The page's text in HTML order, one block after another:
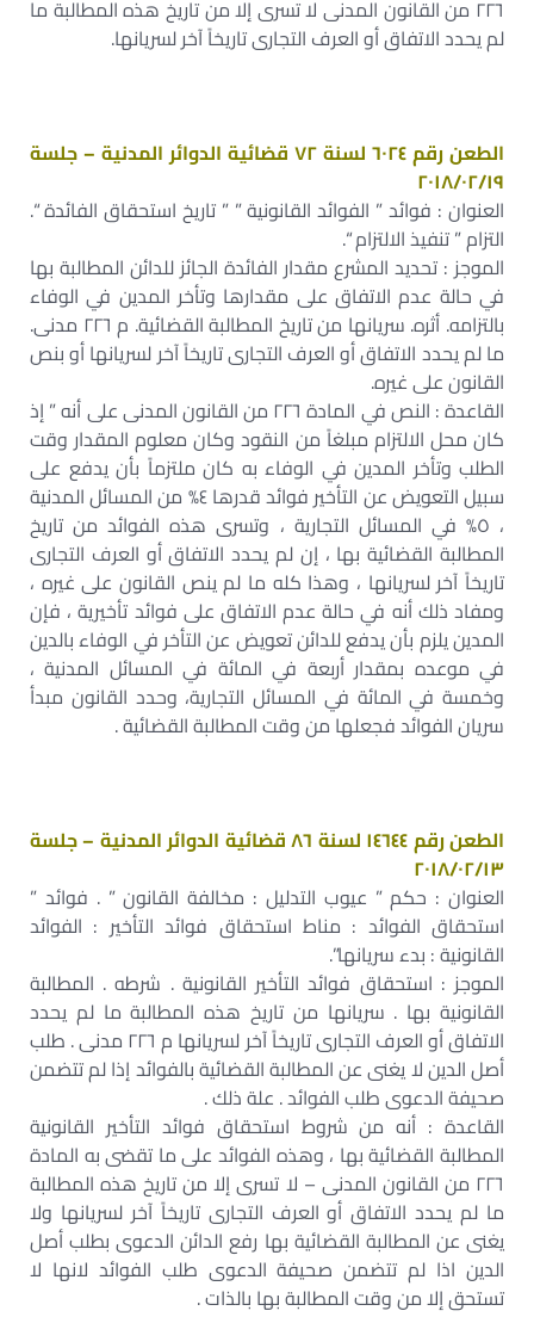
٢٢٦ من القانون المدنى لا تسرى إلا من تاريخ هذه المطالبة ما
لم يحدد الاتفاق أو العرف التجارى تاريخاً آخر لسريانها.
الطعن رقم ٦٠٢٤ لسنة ٧٢ قضائية الدوائر المدنية – جلسة
٢٠١٨/٠٢/١٩
العنوان : فوائد ” الفوائد القانونية ” ” تاريخ استحقاق الفائدة “.
التزام ” تنفيذ الالتزام “.
الموجز : تحديد المشرع مقدار الفائدة الجائز للدائن المطالبة بها
في حالة عدم الاتفاق على مقدارها وتأخر المدين في الوفاء
بالتزامه. أثره. سريانها من تاريخ المطالبة القضائية. م ٢٢٦ مدنى.
ما لم يحدد الاتفاق أو العرف التجارى تاريخاً آخر لسريانها أو بنص
القانون على غيره.
القاعدة : النص في المادة ٢٢٦ من القانون المدنى على أنه ” إذ
كان محل الالتزام مبلغاً من النقود وكان معلوم المقدار وقت
الطلب وتأخر المدين في الوفاء به كان ملتزماً بأن يدفع على
سبيل التعويض عن التأخير فوائد قدرها ٤% من المسائل المدنية
، ٥% في المسائل التجارية ، وتسرى هذه الفوائد من تاريخ
المطالبة القضائية بها ، إن لم يحدد الاتفاق أو العرف التجارى
تاريخاً آخر لسريانها ، وهذا كله ما لم ينص القانون على غيره ،
ومفاد ذلك أنه في حالة عدم الاتفاق على فوائد تأخيرية ، فإن
المدين يلزم بأن يدفع للدائن تعويض عن التأخر في الوفاء بالدين
في موعده بمقدار أربعة في المائة في المسائل المدنية ،
وخمسة في المائة في المسائل التجارية، وحدد القانون مبدأ
سريان الفوائد فجعلها من وقت المطالبة القضائية .
الطعن رقم ١٤٦٤٤ لسنة ٨٦ قضائية الدوائر المدنية – جلسة
٢٠١٨/٠٢/١٣
العنوان : حكم ” عيوب التدليل : مخالفة القانون ” . فوائد ”
استحقاق الفوائد : مناط استحقاق فوائد التأخير : الفوائد
القانونية : بدء سريانها”.
الموجز : استحقاق فوائد التأخير القانونية . شرطه . المطالبة
القانونية بها . سريانها من تاريخ هذه المطالبة ما لم يحدد
الاتفاق أو العرف التجارى تاريخاً آخر لسريانها م ٢٢٦ مدنى . طلب
أصل الدين لا يغنى عن المطالبة القضائية بالفوائد إذا لم تتضمن
صحيفة الدعوى طلب الفوائد . علة ذلك .
القاعدة : أنه من شروط استحقاق فوائد التأخير القانونية
المطالبة القضائية بها ، وهذه الفوائد على ما تقضى به المادة
٢٢٦ من القانون المدنى – لا تسرى إلا من تاريخ هذه المطالبة
ما لم يحدد الاتفاق أو العرف التجارى تاريخاً آخر لسريانها ولا
يغنى عن المطالبة القضائية بها رفع الدائن الدعوى بطلب أصل
الدين اذا لم تتضمن صحيفة الدعوى طلب الفوائد لانها لا
تستحق إلا من وقت المطالبة بها بالذات .